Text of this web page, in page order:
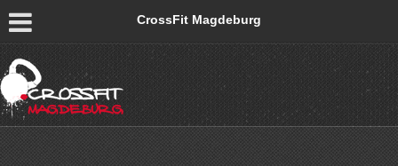
CrossFit Magdeburg